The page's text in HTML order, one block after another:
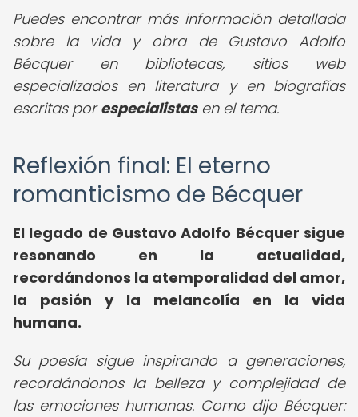
Puedes encontrar más información detallada
sobre la vida y obra de Gustavo Adolfo
Bécquer en bibliotecas, sitios web
especializados en literatura y en biografías
escritas porespecialistasen el tema.
Reflexión final: El eterno
romanticismo de Bécquer
El legado de Gustavo Adolfo Bécquer sigue
resonando en la actualidad,
recordándonos la atemporalidad del amor,
la pasión y la melancolía en la vida
humana.
Su poesía sigue inspirando a generaciones,
recordándonos la belleza y complejidad de
las emociones humanas. Como dijo Bécquer: